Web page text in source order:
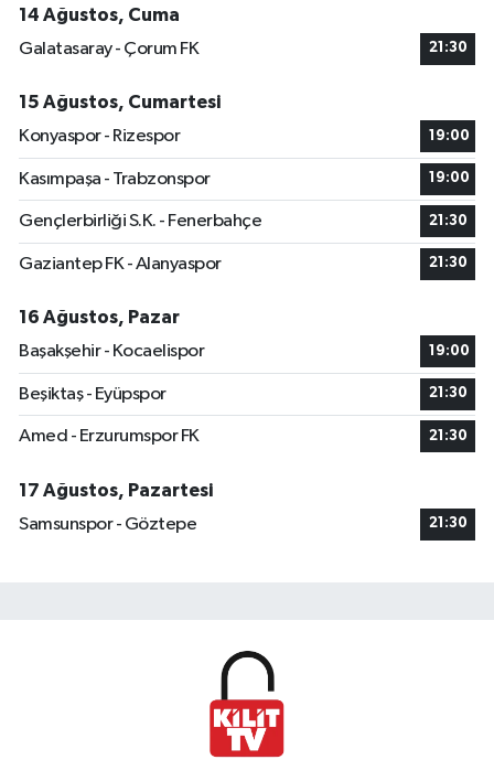
14 Ağustos, Cuma
Galatasaray - Çorum FK
21:30
15 Ağustos, Cumartesi
Konyaspor - Rizespor
19:00
Kasımpaşa - Trabzonspor 19:00
Gençlerbirliği S.K. - Fenerbahçe 21:30
Gaziantep FK - Alanyaspor 21:30
16 Ağustos, Pazar
Başakşehir - Kocaelispor
19:00
Beşiktaş - Eyüpspor 21:30
Amed - Erzurumspor FK 21:30
17 Ağustos, Pazartesi
Samsunspor - Göztepe
21:30